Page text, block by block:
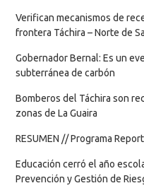
Verifican mecanismos de
frontera Táchira – Norte de
Gobernador Bernal: Es un
subterránea de carbón
Bomberos del Táchira son
zonas de La Guaira
RESUMEN // Programa
Educación cerró el año
Prevención y Gestión de